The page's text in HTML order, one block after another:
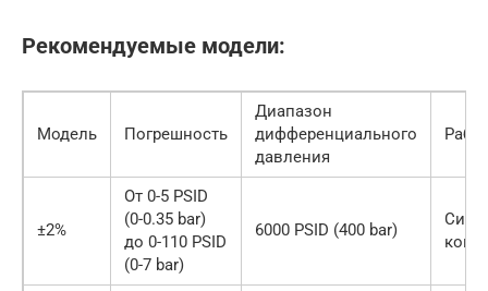
Рекомендуемые модели:
Модель Погрешность
Диапазон
дифференциального
давления
±2%
От 0-5 PSID
(0-0.35 bar)
до 0-110 PSID
(0-7 bar)
6000 PSID (400 bar)